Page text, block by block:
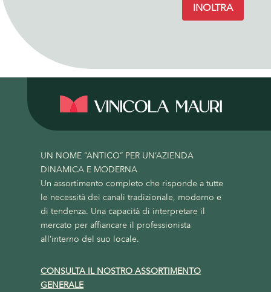
INOLTRA
UN NOME “ANTICO” PER UN’AZIENDA
DINAMICA E MODERNA
Un assortimento completo che risponde a tutte
le necessità dei canali tradizionale, moderno e
di tendenza. Una capacità di interpretare il
mercato per affiancare il professionista
all’interno del suo locale.
CONSULTA IL NOSTRO ASSORTIMENTO
GENERALE